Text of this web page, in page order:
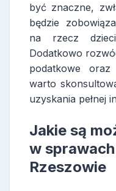
być znaczne,
będzie
na rzecz
Dodatkowo
podatkowe oraz
warto
uzyskania pełnej
Jakie są
w
Rzeszowie